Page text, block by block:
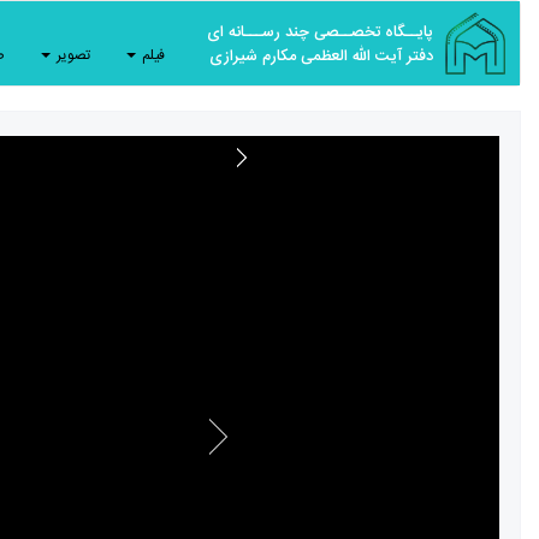
پایــگاه تخصــصی چند رســـانه ای
دفتر آیت الله العظمی مکارم شیرازی
فیلم تصویر